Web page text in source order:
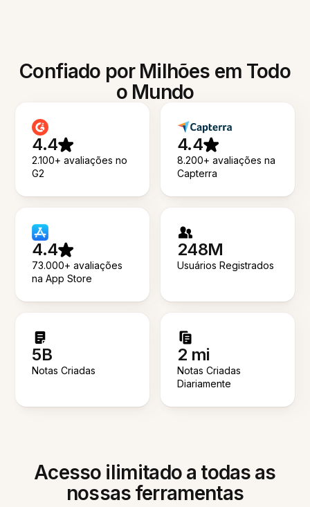
Confiado por Milhões em Todo
o Mundo
4.4
2.100+ avaliações no
G2
4.4
8.200+ avaliações na
Capterra
4.4
73.000+ avaliações
na App Store
248M
Usuários Registrados
5B
Notas Criadas
2 mi
Notas Criadas
Diariamente
Acesso ilimitado a todas as
nossas ferramentas